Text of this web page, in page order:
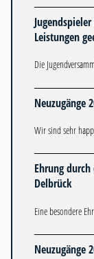
Leistungen
Die
Neuzugänge
Wir sind sehr
Ehrung
Delbrück
Eine besondere
Neuzugänge